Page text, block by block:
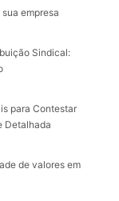
empresa
Sindical:
para Contestar
Detalhada
de valores em